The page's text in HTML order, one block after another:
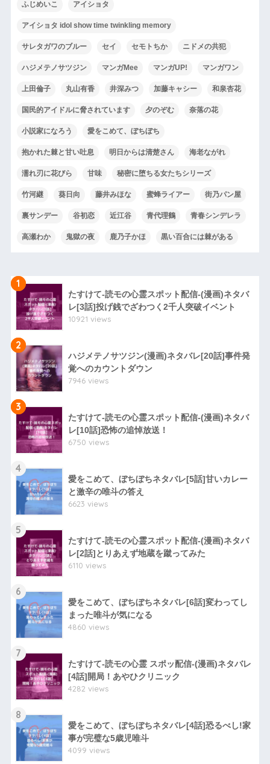
ふじめいこ アイショタ
アイショタ idol show time twinkling memory
サレタガワのブルー セイ セモトちか ニドメの共犯
ハジメテノサツジン マンガMee マンガUP! マンガワン
上田倫子 丸山有香 井深みつ 加藤キャシー 和泉杏花
国民的アイドルに脅されています 夕のぞむ 奈落の花
小説家になろう 愛をこめて、ぼちぼち
抱かれた棘と甘い吐息 明日からは清楚さん 海老ながれ
濡れ刃に花びら 甘味 秘密に堕ちる女たちシリーズ
竹河継 葵日向 藤井みほな 蜜蜂ライアー 街乃パン屋
裏サンデー 谷初恋 近江谷 青代理鶴 青春シンデレラ
高瀬わか 鬼獄の夜 鹿乃子かほ 黒い百合には棘がある
1
たすけて-読モの心霊スポット配信-(漫画)ネタバ
レ[3話]投げ銭でざわつく2千人突破イベント
10921 views
2
ハジメテノサツジン(漫画)ネタバレ[20話]事件発
覚へのカウントダウン
7946 views
3
たすけて-読モの心霊スポット配信-(漫画)ネタバ
レ[10話]恐怖の追悼放送！
6750 views
4
愛をこめて、ぼちぼちネタバレ[5話]甘いカレー
と激辛の唯斗の答え
6623 views
5
たすけて-読モの心霊スポット配信-(漫画)ネタバ
レ[2話]とりあえず地蔵を蹴ってみた
6110 views
6
愛をこめて、ぼちぼちネタバレ[6話]変わってし
まった唯斗が気になる
4860 views
7
たすけて-読モの心霊 スポッ配信-(漫画)ネタバレ
[4話]開局！あやひクリニック
4282 views
8
愛をこめて、ぼちぼちネタバレ[4話]恐るべし!家
事が完璧な5歳児唯斗
4099 views